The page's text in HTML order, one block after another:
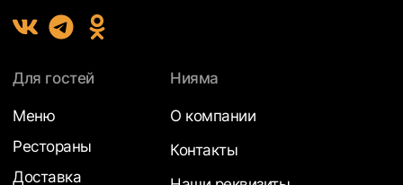
Для гостей
Меню
Рестораны
Доставка
Нияма
О компании
Контакты